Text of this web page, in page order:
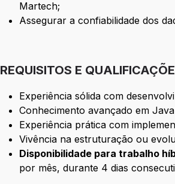
Martech;
Assegurar a confiabilidade dos
REQUISITOS E
Experiência sólida com
Conhecimento avançado em
Experiência prática com
Vivência na estruturação ou
Disponibilidade para trabalho
por mês, durante 4 dias